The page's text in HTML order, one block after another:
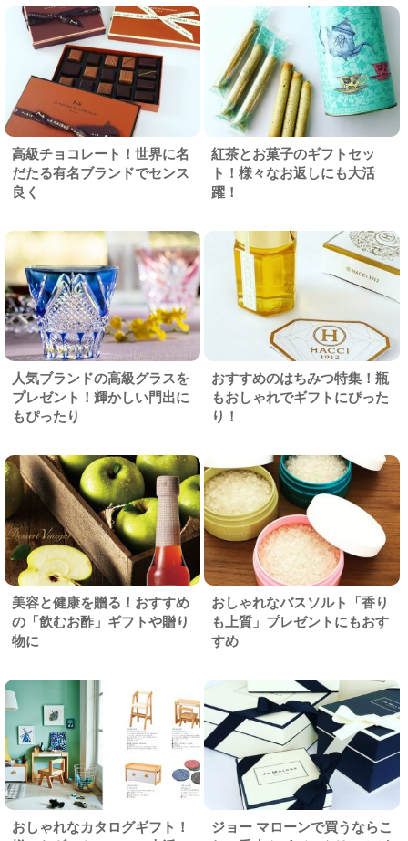
高級チョコレート！世界に名
だたる有名ブランドでセンス
良く
紅茶とお菓子のギフトセッ
ト！様々なお返しにも大活
躍！
人気ブランドの高級グラスを
プレゼント！輝かしい門出に
もぴったり
おすすめのはちみつ特集！瓶
もおしゃれでギフトにぴった
り！
美容と健康を贈る！おすすめ
の「飲むお酢」ギフトや贈り
物に
おしゃれなバスソルト「香り
も上質」プレゼントにもおす
すめ
おしゃれなカタログギフト！
ジョー マローンで買うならこ